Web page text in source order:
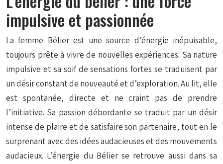
impulsive et passionnée
La femme Bélier est une source d’énergie inépuisable,
toujours prête à vivre de nouvelles expériences. Sa nature
impulsive et sa soif de sensations fortes se traduisent par
un désir constant de nouveauté et d’exploration. Au lit, elle
est spontanée, directe et ne craint pas de prendre
l’initiative. Sa passion débordante se traduit par un désir
intense de plaire et de satisfaire son partenaire, tout en le
surprenant avec des idées audacieuses et des mouvements
audacieux. L’énergie du Bélier se retrouve aussi dans sa